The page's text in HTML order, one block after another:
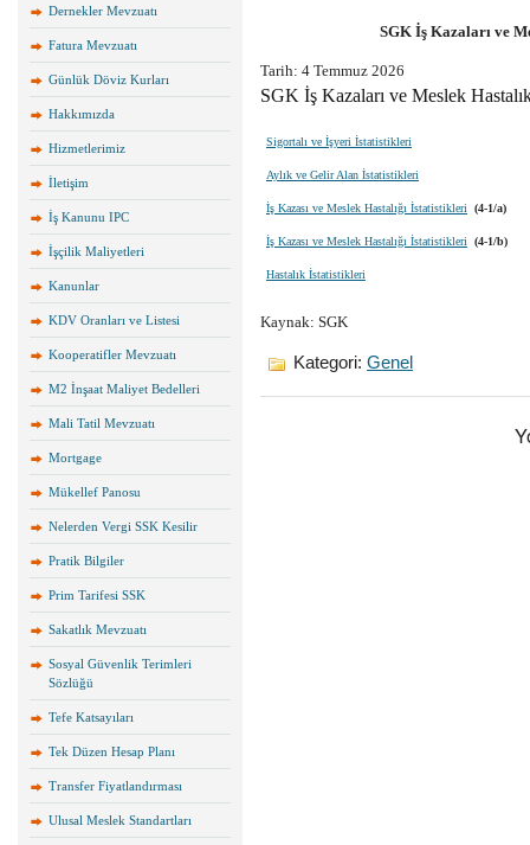
Dernekler Mevzuatı
Fatura Mevzuatı
Günlük Döviz Kurları
Hakkımızda
Hizmetlerimiz
İletişim
İş Kanunu IPC
İşçilik Maliyetleri
Kanunlar
KDV Oranları ve Listesi
Kooperatifler Mevzuatı
M2 İnşaat Maliyet Bedelleri
Mali Tatil Mevzuatı
Mortgage
Mükellef Panosu
Nelerden Vergi SSK Kesilir
Pratik Bilgiler
Prim Tarifesi SSK
Sakatlık Mevzuatı
Sosyal Güvenlik Terimleri
Sözlüğü
Tefe Katsayıları
Tek Düzen Hesap Planı
Transfer Fiyatlandırması
Ulusal Meslek Standartları
SGK İş Kazaları ve
Tarih: 4 Temmuz 2026
SGK İş Kazaları ve Meslek
Sigortalı ve İşyeri İstatistikleri
Aylık ve Gelir Alan İstatistikleri
İş Kazası ve Meslek Hastalığı İstatistikleri (4-1/a)
İş Kazası ve Meslek Hastalığı İstatistikleri (4-1/b)
Hastalık İstatistikleri
Kaynak: SGK
Kategori: Genel